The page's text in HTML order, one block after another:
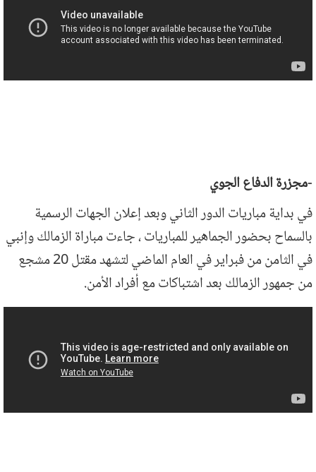
-مجزرة الدفاع الجوي
في بداية مباريات الدور الثاني وبعد إعلان الجهات الرسمية
بالسماح بحضور الجماهير للمباريات ، جاءت مباراة الزمالك وإنبي
في الثامن من فبراير في العام الماضي لتشهد مقتل 20 مشجع
من جمهور الزمالك بعد اشتباكات مع أفراد الأمن.